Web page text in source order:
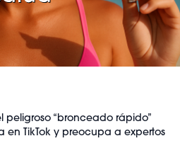
peligroso “bronceado rápido”
en TikTok y preocupa a expertos